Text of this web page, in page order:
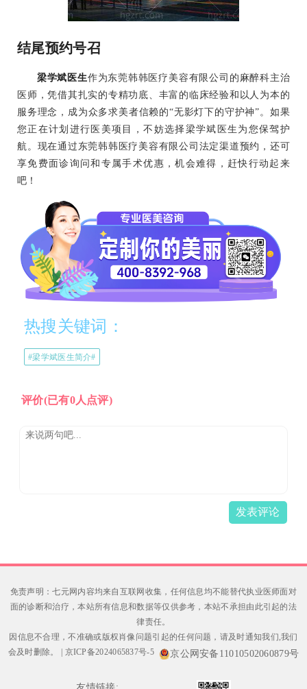
结尾预约号召
梁学斌医生作为东莞韩韩医疗美容有限公司的麻醉科主治
医师，凭借其扎实的专精功底、丰富的临床经验和以人为本的
服务理念，成为众多求美者信赖的“无影灯下的守护神”。如果
您正在计划进行医美项目，不妨选择梁学斌医生为您保驾护
航。现在通过东莞韩韩医疗美容有限公司法定渠道预约，还可
享免费面诊询问和专属手术优惠，机会难得，赶快行动起来
吧！
热搜关键词：
#梁学斌医生简介#
评价(已有0人点评)
发表评论
免责声明：七元网内容均来自互联网收集，任何信息均不能替代执业医师面对
面的诊断和治疗，本站所有信息和数据等仅供参考，本站不承担由此引起的法
律责任。
因信息不合理，不准确或版权肖像问题引起的任何问题，请及时通知我们,我们
会及时删除。 | 京ICP备2024065837号-5 京公网安备11010502060879号